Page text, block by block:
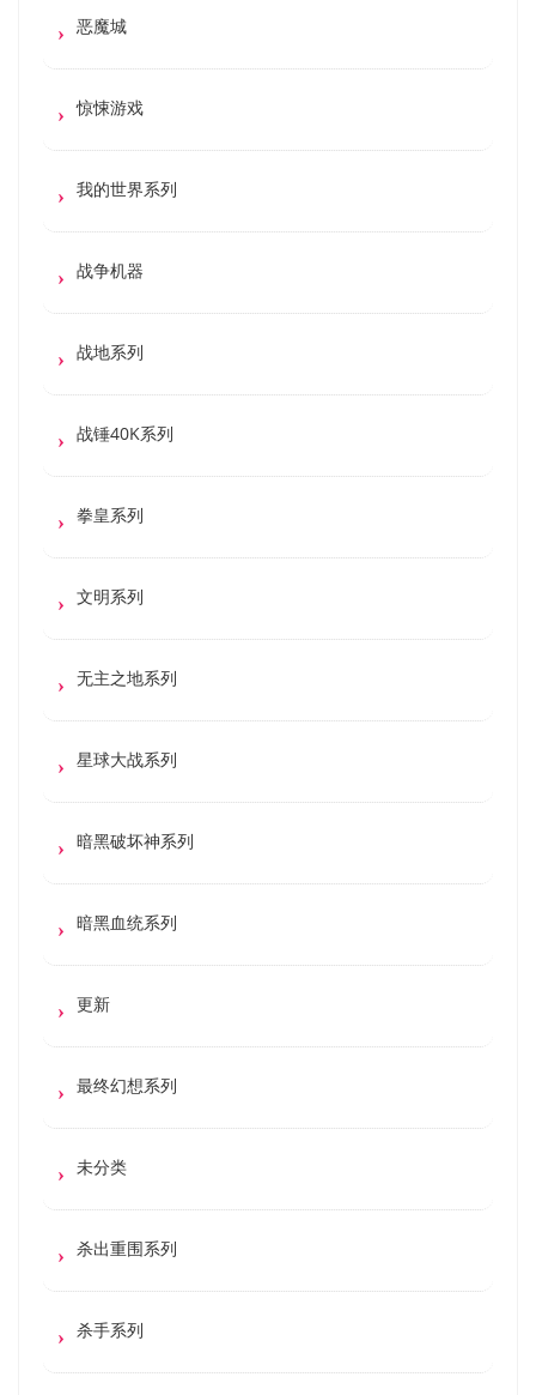
恶魔城
惊悚游戏
我的世界系列
战争机器
战地系列
战锤40K系列
拳皇系列
文明系列
无主之地系列
星球大战系列
暗黑破坏神系列
暗黑血统系列
更新
最终幻想系列
未分类
杀出重围系列
杀手系列